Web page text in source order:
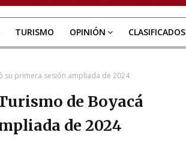
TURISMO OPINIÓN CLASIFICADOS
su primera sesión ampliada de 2024
de Boyacá
de 2024